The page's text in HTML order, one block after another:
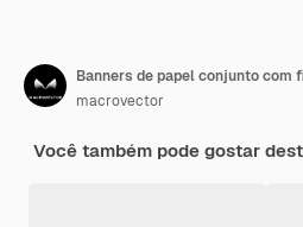
Banners de papel conjunto com
macrovector
Você também pode gostar